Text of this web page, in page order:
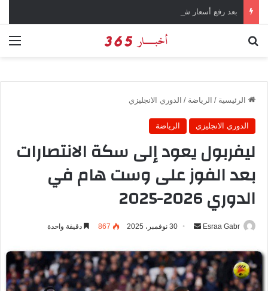
الرئيسية / الرياضة / الدوري الانجليزي
الدوري الانجليزي الرياضة
ليفربول يعود إلى سكة الانتصارات
بعد الفوز على وست هام في
الدوري 2026-2025
Esraa Gabr
س
ل
ب
30 نوفمبر، 2025 867 دقيقة واحدة